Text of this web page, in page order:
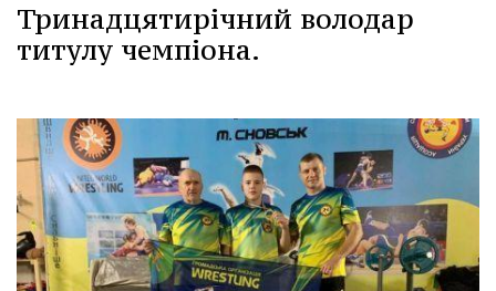
Тринадцятирічний володар
титулу чемпіона.